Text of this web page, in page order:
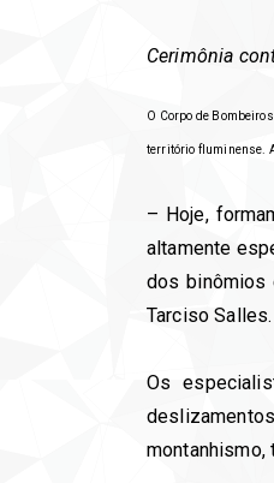
Cerimônia
O Corpo de
território fluminense.
– Hoje,
altamente
dos binômios
Tarciso Salles.
Os